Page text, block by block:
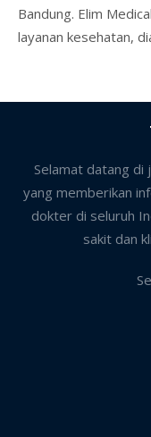
Bandung. Elim
layanan kesehatan,
Selamat datang di
yang memberikan
dokter di seluruh
sakit dan